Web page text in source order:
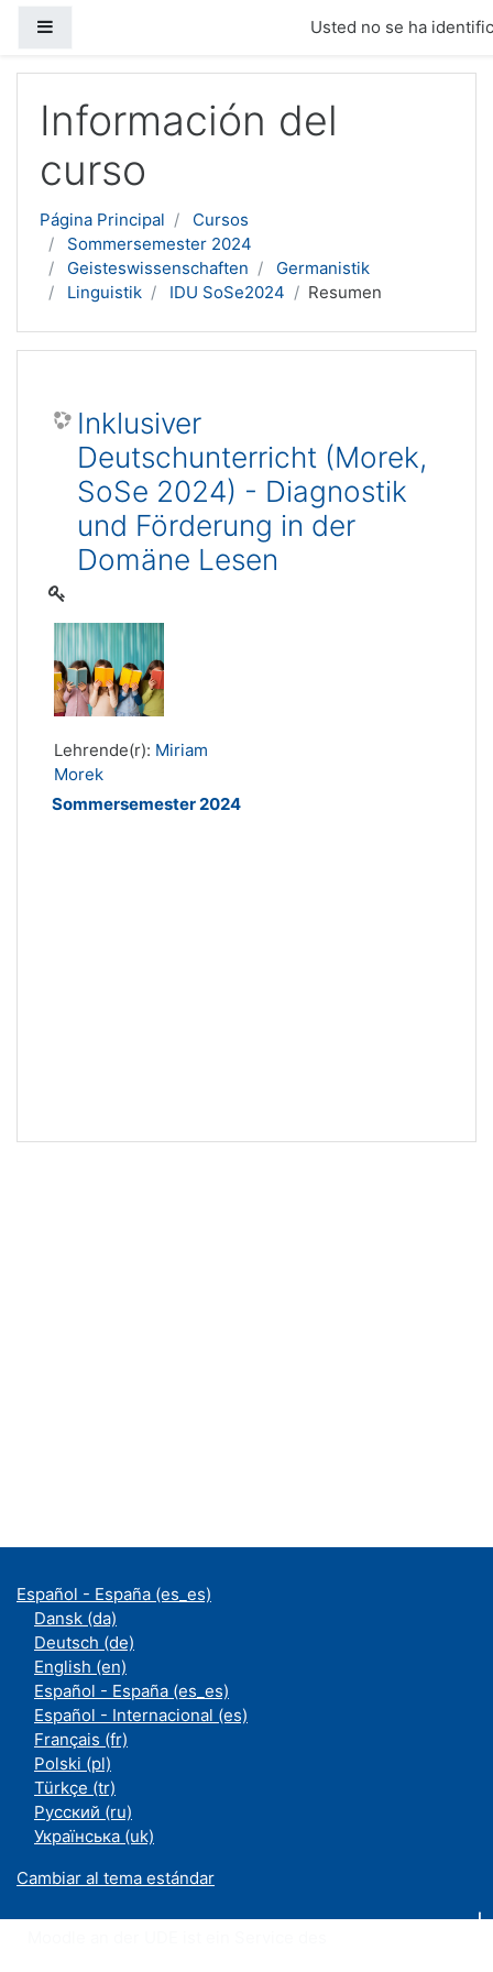
Usted no se ha
Información del
curso
Página Principal
Cursos
Sommersemester 2024
Geisteswissenschaften
Germanistik
Linguistik
IDU SoSe2024 Resumen
Inklusiver
Deutschunterricht (Morek,
SoSe 2024) - Diagnostik
und Förderung in der
Domäne Lesen
Lehrende(r): Miriam
Morek
Sommersemester 2024
Español - España ‎(es_es)‎
Dansk ‎(da)‎
Deutsch ‎(de)‎
English ‎(en)‎
Español - España ‎(es_es)‎
Español - Internacional ‎(es)‎
Français ‎(fr)‎
Polski ‎(pl)‎
Türkçe ‎(tr)‎
Русский ‎(ru)‎
Українська ‎(uk)‎
Cambiar al tema estándar